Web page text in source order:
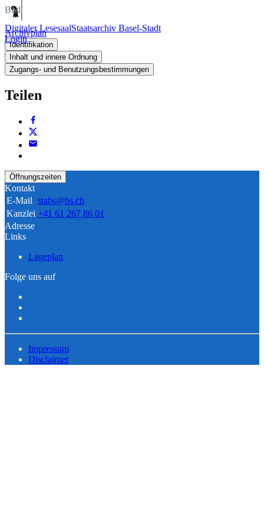
Digitaler LesesaalStaatsarchiv Basel-Stadt
Login
Bild
Archivplan
Identifikation
Inhalt und innere Ordnung
Zugangs- und Benutzungsbestimmungen
Teilen
Öffnungszeiten
Kontakt
E-Mail stabs@bs.ch
Kanzlei +41 61 267 86 01
Adresse
Links
Lageplan
Folge uns auf
Impressum
Disclaimer